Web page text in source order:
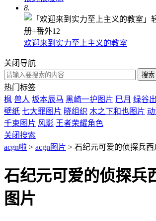
8.
欢迎来到实力至上主义的教室
关闭导航
热门标签
枫 兽人 坂本辰马 黑崎一护图片 巳月 绿谷
壁纸 七大罪图片 晓组织 木之下和也图片
千束图片 风影 王者荣耀角色
关闭搜索
acgn啦 > acgn图片 > 石纪元可爱的侦探兵西
石纪元可爱的侦探兵
图片